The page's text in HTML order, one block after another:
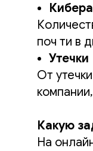
поч ти в
Утечки
От
Какую
На